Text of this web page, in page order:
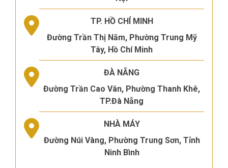
TP. HỒ CHÍ MINH
Đường Trần Thị Năm, Phường Trung Mỹ
Tây, Hồ Chí Minh
ĐÀ NẴNG
Đường Trần Cao Vân, Phường Thanh Khê,
TP.Đà Nẵng
NHÀ MÁY
Đường Núi Vàng, Phường Trung Sơn, Tỉnh
Ninh Bình